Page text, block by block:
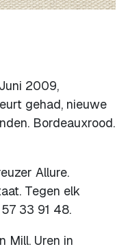
2009,
gehad, nieuwe
Bordeauxrood.
Allure.
Tegen elk
33 91 48.
Mill. Uren in